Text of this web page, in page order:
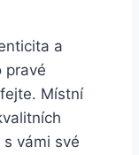
a
pravé
Místní
vámi své